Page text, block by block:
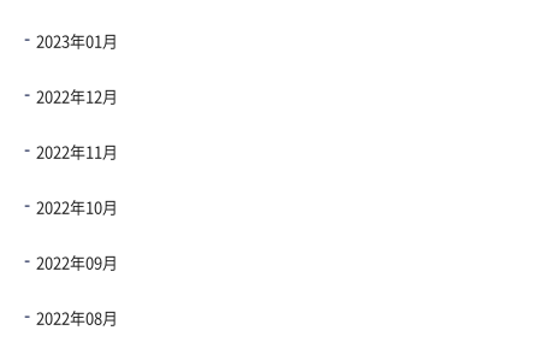
2023年01月
2022年12月
2022年11月
2022年10月
2022年09月
2022年08月